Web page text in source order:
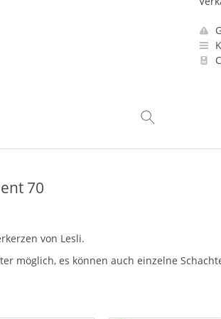
70
von Lesli.
möglich, es können auch einzelne